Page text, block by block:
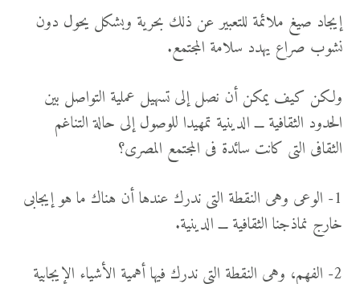
إيجاد صيغ ملائمة للتعبير عن ذلك بحرية وبشكل يحول دون
نشوب صراع يهدد سلامة المجتمع.
ولكن كيف يمكن أن نصل إلى تسهيل عملية التواصل بين
الحدود الثقافية ـــ الدينية تمهيدا للوصول إلى حالة التناغم
الثقافى التى كانت سائدة فى المجتمع المصرى؟
1- الوعى وهى النقطة التى ندرك عندها أن هناك ما هو إيجابى
خارج نماذجنا الثقافية ـــ الدينية.
2- الفهم، وهى النقطة التى ندرك فيها أهمية الأشياء الإيجابية